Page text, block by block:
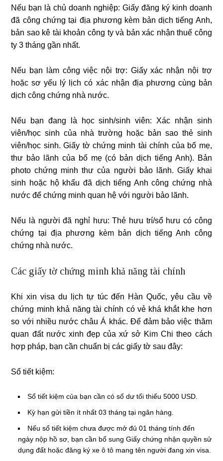
Nếu bạn là chủ doanh nghiệp: Giấy đăng ký kinh doanh
đã công chứng tại địa phương kèm bản dịch tiếng Anh,
bản sao kê tài khoản công ty và bản xác nhận thuế công
ty 3 tháng gần nhất.
Nếu bạn làm công việc nội trợ: Giấy xác nhận nội trợ
hoặc sơ yếu lý lịch có xác nhận địa phương cùng bản
dịch công chứng nhà nước.
Nếu bạn đang là học sinh/sinh viên: Xác nhận sinh
viên/học sinh của nhà trường hoặc bản sao thẻ sinh
viên/học sinh. Giấy tờ chứng minh tài chính của bố mẹ,
thư bảo lãnh của bố mẹ (có bản dịch tiếng Anh). Bản
photo chứng minh thư của người bảo lãnh. Giấy khai
sinh hoặc hộ khẩu đã dịch tiếng Anh công chứng nhà
nước để chứng minh quan hệ với người bảo lãnh.
Nếu là người đã nghỉ hưu: Thẻ hưu trí/sổ hưu có công
chứng tại địa phương kèm bản dịch tiếng Anh công
chứng nhà nước.
Các giấy tờ chứng minh khả năng tài chính
Khi xin visa du lịch tự túc đến Hàn Quốc, yêu cầu về
chứng minh khả năng tài chính có vẻ khá khắt khe hơn
so với nhiều nước châu Á khác. Để đảm bảo việc thăm
quan đất nước xinh đẹp của xứ sở Kim Chi theo cách
hợp pháp, bạn cần chuẩn bị các giấy tờ sau đây:
Sổ tiết kiệm:
Sổ tiết kiệm của bạn cần có số dư tối thiểu 5000 USD.
Kỳ hạn gửi tiền ít nhất 03 tháng tại ngân hàng.
Nếu sổ tiết kiệm chưa được mở đủ 01 tháng tính đến
ngày nộp hồ sơ, bạn cần bổ sung Giấy chứng nhận quyền sử
dụng đất hoặc đăng ký xe ô tô mang tên người đang xin visa.